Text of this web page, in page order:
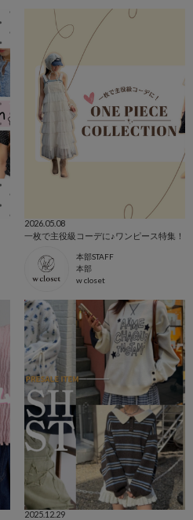
2026.05.08
一枚で主役級コーデに♪ワンピース特集！
本部STAFF
本部
w closet
2025.12.29